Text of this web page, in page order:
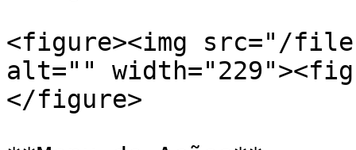
<figure><img src="/files/
alt=""
</figure>